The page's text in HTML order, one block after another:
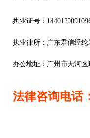
执业证号：
执业律所：广东君信经
办公地址： 广州市天河区
法律咨询电话